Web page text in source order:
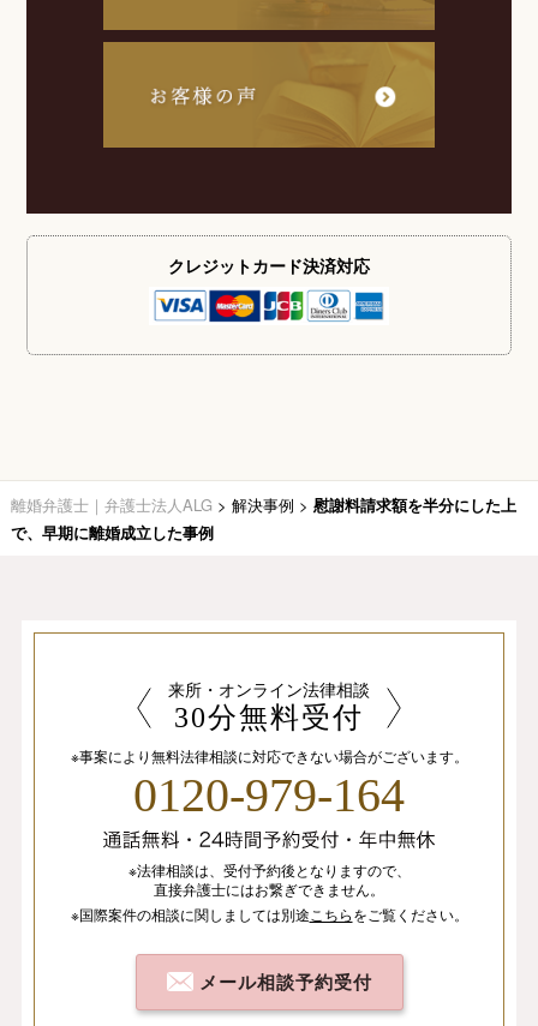
クレジットカード決済対応
離婚弁護士｜弁護士法人ALG > 解決事例 > 慰謝料請求額を半分にした上
で、早期に離婚成立した事例
来所・オンライン法律相談
30分無料受付
※事案により無料法律相談に対応できない場合がございます。
0120-979-164
※法律相談は、 受付予約後となりますので、
直接弁護士にはお繋ぎできません。
※国際案件の相談に関しましては別途 こちらをご覧ください。
メール相談予約受付